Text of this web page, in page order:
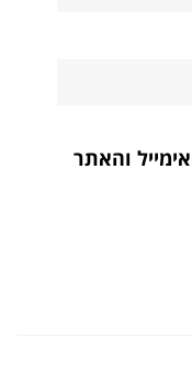
והאתר